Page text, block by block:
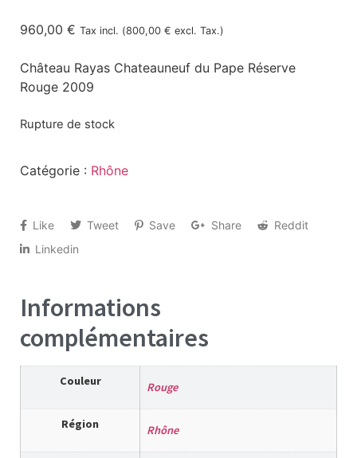
960,00 € Tax incl. (800,00 € excl. Tax.)
Château Rayas Chateauneuf du Pape Réserve
Rouge 2009
Rupture de stock
Catégorie : Rhône
Like Tweet Save Share
Reddit
Linkedin
Informations
complémentaires
Couleur Rouge
Région Rhône